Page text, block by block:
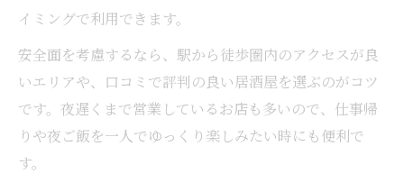
イミングで利用できます。
安全面を考慮するなら、駅から徒歩圏内のアクセスが良
いエリアや、口コミで評判の良い居酒屋を選ぶのがコツ
です。夜遅くまで営業しているお店も多いので、仕事帰
りや夜ご飯を一人でゆっくり楽しみたい時にも便利で
す。